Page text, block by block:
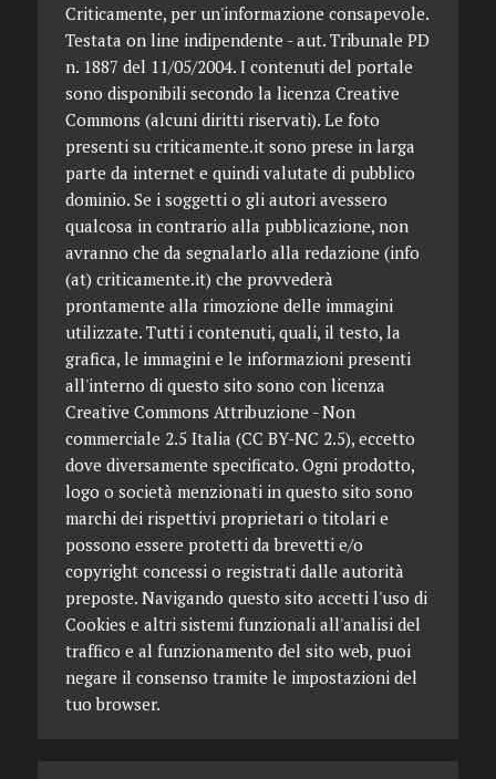
Criticamente, per un'informazione consapevole.
Testata on line indipendente - aut. Tribunale PD
n. 1887 del 11/05/2004. I contenuti del portale
sono disponibili secondo la licenza Creative
Commons (alcuni diritti riservati). Le foto
presenti su criticamente.it sono prese in larga
parte da internet e quindi valutate di pubblico
dominio. Se i soggetti o gli autori avessero
qualcosa in contrario alla pubblicazione, non
avranno che da segnalarlo alla redazione (info
(at) criticamente.it) che provvederà
prontamente alla rimozione delle immagini
utilizzate. Tutti i contenuti, quali, il testo, la
grafica, le immagini e le informazioni presenti
all'interno di questo sito sono con licenza
Creative Commons Attribuzione - Non
commerciale 2.5 Italia (CC BY-NC 2.5), eccetto
dove diversamente specificato. Ogni prodotto,
logo o società menzionati in questo sito sono
marchi dei rispettivi proprietari o titolari e
possono essere protetti da brevetti e/o
copyright concessi o registrati dalle autorità
preposte. Navigando questo sito accetti l'uso di
Cookies e altri sistemi funzionali all'analisi del
traffico e al funzionamento del sito web, puoi
negare il consenso tramite le impostazioni del
tuo browser.